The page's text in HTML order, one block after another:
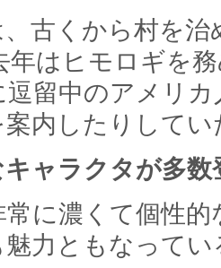
古くから村を
年はヒモロギを
逗留中のアメリ
案内したりしてい
ャラクタが多数
に濃くて個性
力ともなってい